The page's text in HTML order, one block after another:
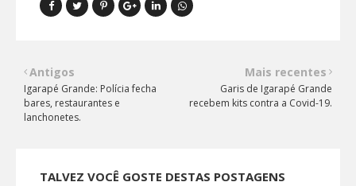
Mais recentes
Garis de Igarapé Grande
recebem kits contra a Covid-19.
Antigos
Igarapé Grande: Polícia fecha
bares, restaurantes e
lanchonetes.
TALVEZ VOCÊ GOSTE DESTAS POSTAGENS